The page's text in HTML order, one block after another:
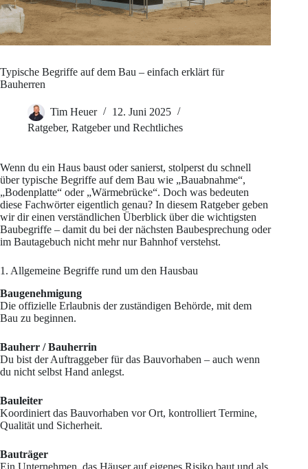
Typische Begriffe auf dem Bau – einfach erklärt für
Bauherren
Tim Heuer
12. Juni 2025
Ratgeber, Ratgeber und Rechtliches
Wenn du ein Haus baust oder sanierst, stolperst du schnell
über typische Begriffe auf dem Bau wie „Bauabnahme“,
„Bodenplatte“ oder „Wärmebrücke“. Doch was bedeuten
diese Fachwörter eigentlich genau? In diesem Ratgeber geben
wir dir einen verständlichen Überblick über die wichtigsten
Baubegriffe – damit du bei der nächsten Baubesprechung oder
im Bautagebuch nicht mehr nur Bahnhof verstehst.
1. Allgemeine Begriffe rund um den Hausbau
Baugenehmigung
Die offizielle Erlaubnis der zuständigen Behörde, mit dem
Bau zu beginnen.
Bauherr / Bauherrin
Du bist der Auftraggeber für das Bauvorhaben – auch wenn
du nicht selbst Hand anlegst.
Bauleiter
Koordiniert das Bauvorhaben vor Ort, kontrolliert Termine,
Qualität und Sicherheit.
Bauträger
Ein Unternehmen, das Häuser auf eigenes Risiko baut und als